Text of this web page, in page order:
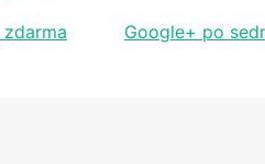
Google+ po